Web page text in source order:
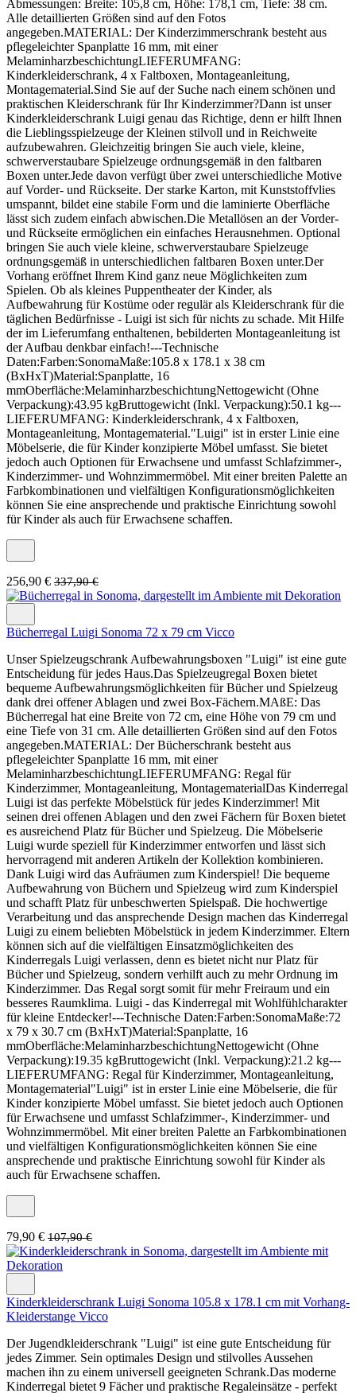
Abmessungen: Breite: 105,8 cm, Höhe: 178,1 cm, Tiefe: 38 cm.
Alle detaillierten Größen sind auf den Fotos
angegeben.MATERIAL: Der Kinderzimmerschrank besteht aus
pflegeleichter Spanplatte 16 mm, mit einer
MelaminharzbeschichtungLIEFERUMFANG:
Kinderkleiderschrank, 4 x Faltboxen, Montageanleitung,
Montagematerial.Sind Sie auf der Suche nach einem schönen und
praktischen Kleiderschrank für Ihr Kinderzimmer?Dann ist unser
Kinderkleiderschrank Luigi genau das Richtige, denn er hilft Ihnen
die Lieblingsspielzeuge der Kleinen stilvoll und in Reichweite
aufzubewahren. Gleichzeitig bringen Sie auch viele, kleine,
schwerverstaubare Spielzeuge ordnungsgemäß in den faltbaren
Boxen unter.Jede davon verfügt über zwei unterschiedliche Motive
auf Vorder- und Rückseite. Der starke Karton, mit Kunststoffvlies
umspannt, bildet eine stabile Form und die laminierte Oberfläche
lässt sich zudem einfach abwischen.Die Metallösen an der Vorder-
und Rückseite ermöglichen ein einfaches Herausnehmen. Optional
bringen Sie auch viele kleine, schwerverstaubare Spielzeuge
ordnungsgemäß in unterschiedlichen faltbaren Boxen unter.Der
Vorhang eröffnet Ihrem Kind ganz neue Möglichkeiten zum
Spielen. Ob als kleines Puppentheater der Kinder, als
Aufbewahrung für Kostüme oder regulär als Kleiderschrank für die
täglichen Bedürfnisse - Luigi ist sich für nichts zu schade. Mit Hilfe
der im Lieferumfang enthaltenen, bebilderten Montageanleitung ist
der Aufbau denkbar einfach!---Technische
Daten:Farben:SonomaMaße:105.8 x 178.1 x 38 cm
(BxHxT)Material:Spanplatte, 16
mmOberfläche:MelaminharzbeschichtungNettogewicht (Ohne
Verpackung):43.95 kgBruttogewicht (Inkl. Verpackung):50.1 kg---
LIEFERUMFANG: Kinderkleiderschrank, 4 x Faltboxen,
Montageanleitung, Montagematerial."Luigi" ist in erster Linie eine
Möbelserie, die für Kinder konzipierte Möbel umfasst. Sie bietet
jedoch auch Optionen für Erwachsene und umfasst Schlafzimmer-,
Kinderzimmer- und Wohnzimmermöbel. Mit einer breiten Palette an
Farbkombinationen und vielfältigen Konfigurationsmöglichkeiten
können Sie eine ansprechende und praktische Einrichtung sowohl
für Kinder als auch für Erwachsene schaffen.
256,90 € 337,90 €
Bücherregal Luigi Sonoma 72 x 79 cm Vicco
Unser Spielzeugschrank Aufbewahrungsboxen "Luigi" ist eine gute
Entscheidung für jedes Haus.Das Spielzeugregal Boxen bietet
bequeme Aufbewahrungsmöglichkeiten für Bücher und Spielzeug
dank drei offener Ablagen und zwei Box-Fächern.MAßE: Das
Bücherregal hat eine Breite von 72 cm, eine Höhe von 79 cm und
eine Tiefe von 31 cm. Alle detaillierten Größen sind auf den Fotos
angegeben.MATERIAL: Der Bücherschrank besteht aus
pflegeleichter Spanplatte 16 mm, mit einer
MelaminharzbeschichtungLIEFERUMFANG: Regal für
Kinderzimmer, Montageanleitung, MontagematerialDas Kinderregal
Luigi ist das perfekte Möbelstück für jedes Kinderzimmer! Mit
seinen drei offenen Ablagen und den zwei Fächern für Boxen bietet
es ausreichend Platz für Bücher und Spielzeug. Die Möbelserie
Luigi wurde speziell für Kinderzimmer entworfen und lässt sich
hervorragend mit anderen Artikeln der Kollektion kombinieren.
Dank Luigi wird das Aufräumen zum Kinderspiel! Die bequeme
Aufbewahrung von Büchern und Spielzeug wird zum Kinderspiel
und schafft Platz für unbeschwerten Spielspaß. Die hochwertige
Verarbeitung und das ansprechende Design machen das Kinderregal
Luigi zu einem beliebten Möbelstück in jedem Kinderzimmer. Eltern
können sich auf die vielfältigen Einsatzmöglichkeiten des
Kinderregals Luigi verlassen, denn es bietet nicht nur Platz für
Bücher und Spielzeug, sondern verhilft auch zu mehr Ordnung im
Kinderzimmer. Das Regal sorgt somit für mehr Freiraum und ein
besseres Raumklima. Luigi - das Kinderregal mit Wohlfühlcharakter
für kleine Entdecker!---Technische Daten:Farben:SonomaMaße:72
x 79 x 30.7 cm (BxHxT)Material:Spanplatte, 16
mmOberfläche:MelaminharzbeschichtungNettogewicht (Ohne
Verpackung):19.35 kgBruttogewicht (Inkl. Verpackung):21.2 kg---
LIEFERUMFANG: Regal für Kinderzimmer, Montageanleitung,
Montagematerial"Luigi" ist in erster Linie eine Möbelserie, die für
Kinder konzipierte Möbel umfasst. Sie bietet jedoch auch Optionen
für Erwachsene und umfasst Schlafzimmer-, Kinderzimmer- und
Wohnzimmermöbel. Mit einer breiten Palette an Farbkombinationen
und vielfältigen Konfigurationsmöglichkeiten können Sie eine
ansprechende und praktische Einrichtung sowohl für Kinder als
auch für Erwachsene schaffen.
79,90 € 107,90 €
Kinderkleiderschrank Luigi Sonoma 105.8 x 178.1 cm mit Vorhang-
Kleiderstange Vicco
Der Jugendkleiderschrank "Luigi" ist eine gute Entscheidung für
jedes Zimmer. Sein optimales Design und stilvolles Aussehen
machen ihn zu einem universell geeigneten Schrank.Das moderne
Kinderregal bietet 9 Fächer und praktische Regaleinsätze - perfekt